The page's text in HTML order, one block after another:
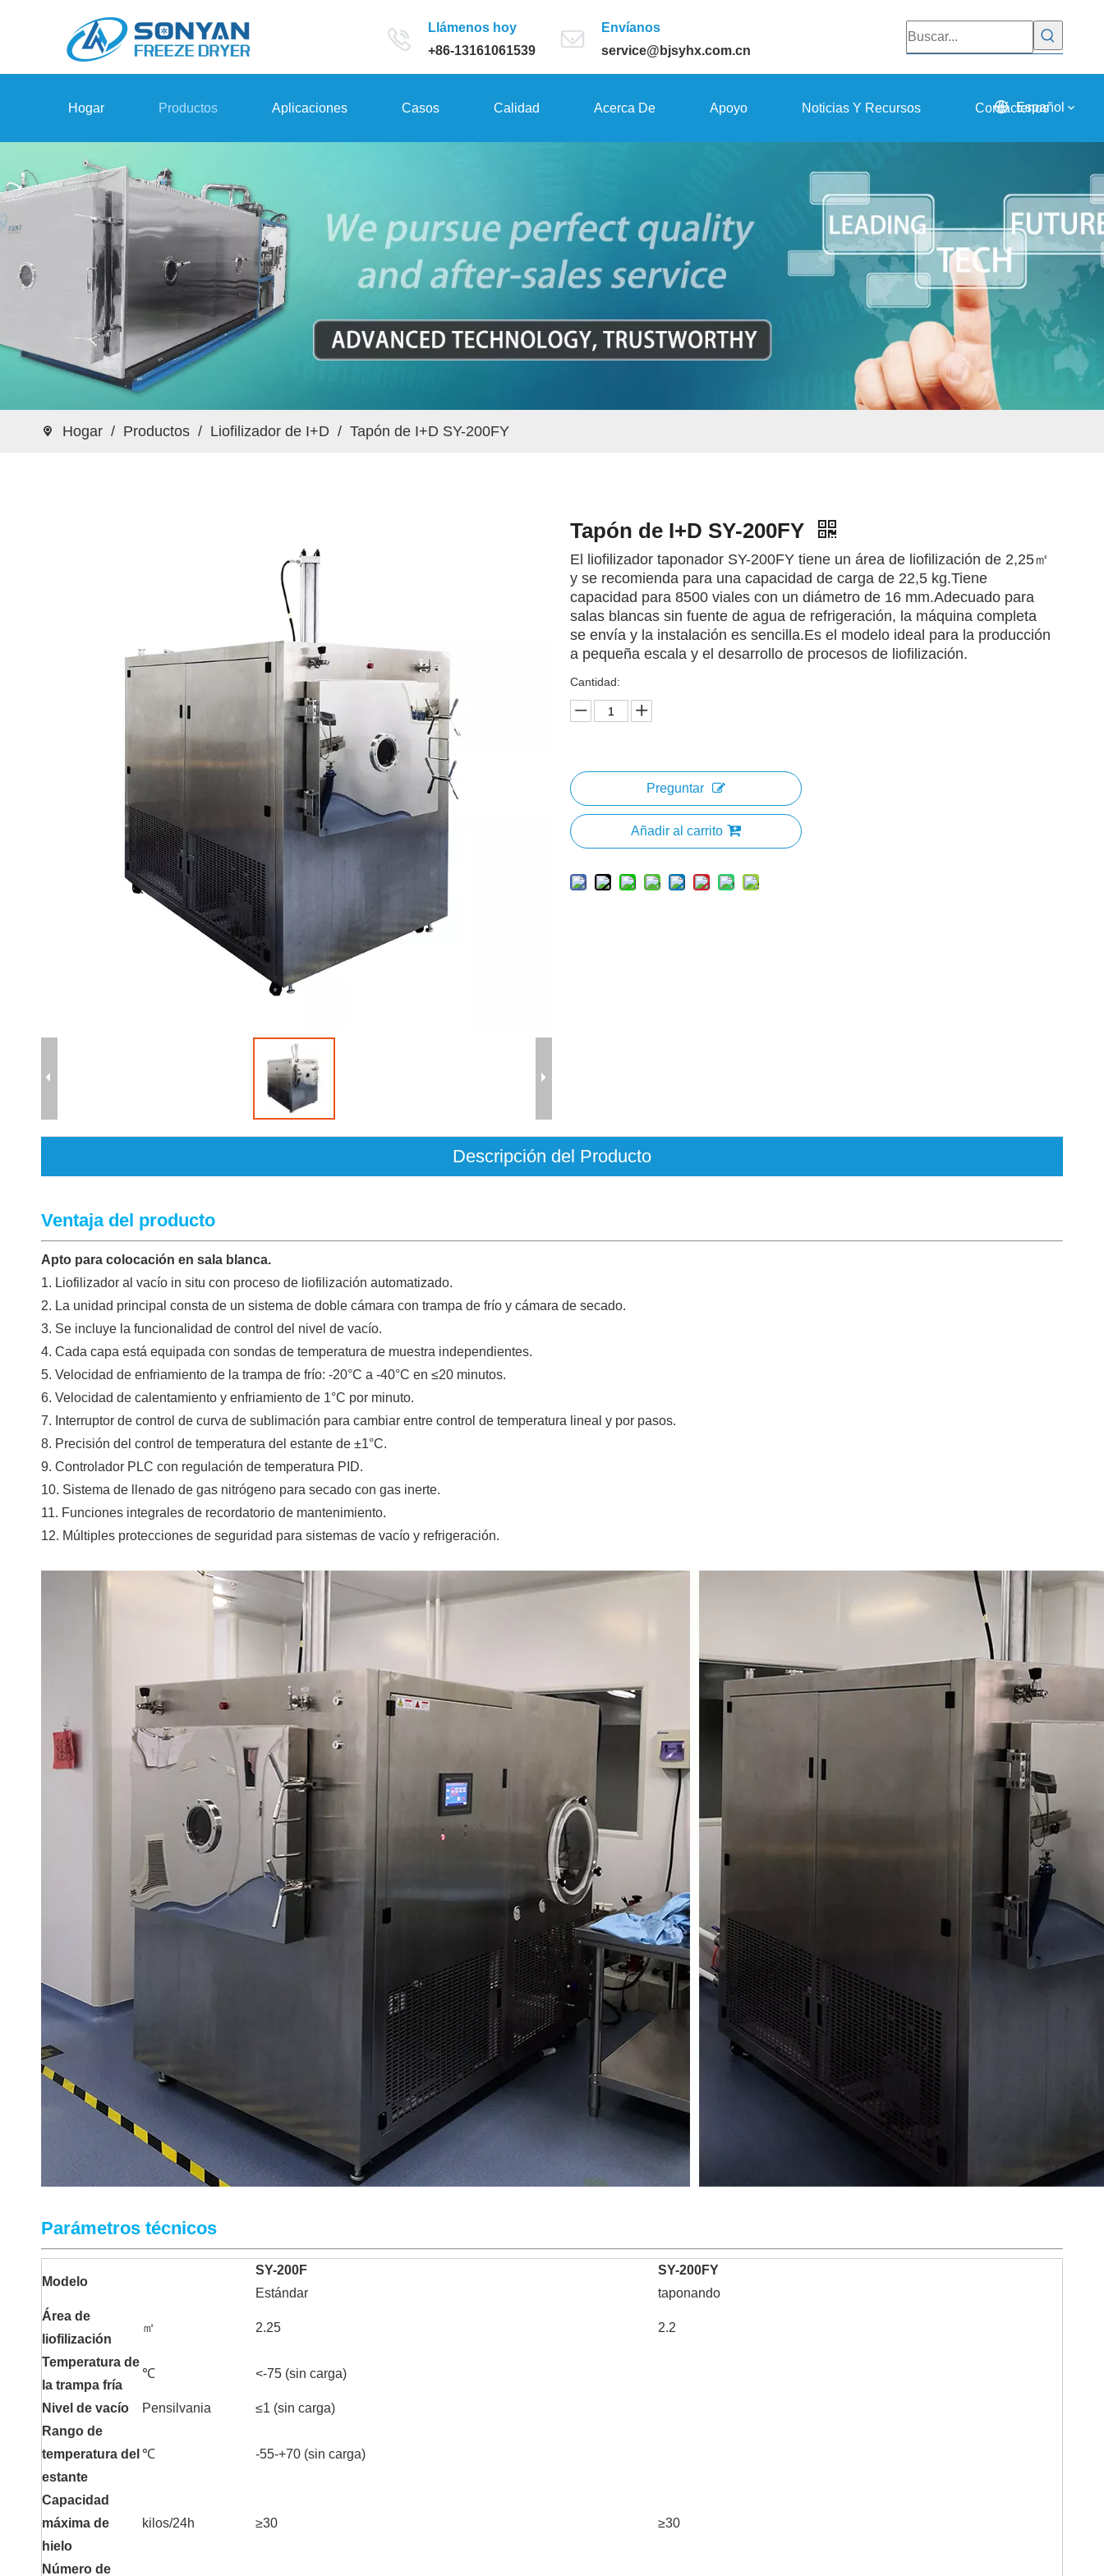
Llámenos hoy
+86-13161061539
Envíanos
service@bjsyhx.com.cn
Hogar Productos Aplicaciones Casos Calidad Acerca De Apoyo Noticias Y Recursos Contáctenos
Español
Hogar / Productos / Liofilizador de I+D / Tapón de I+D SY-200FY
Tapón de I+D SY-200FY
El liofilizador taponador SY-200FY tiene un área de liofilización de 2,25㎡
y se recomienda para una capacidad de carga de 22,5 kg.Tiene
capacidad para 8500 viales con un diámetro de 16 mm.Adecuado para
salas blancas sin fuente de agua de refrigeración, la máquina completa
se envía y la instalación es sencilla.Es el modelo ideal para la producción
a pequeña escala y el desarrollo de procesos de liofilización.
Cantidad:
Preguntar
Añadir al carrito
Descripción del Producto
Ventaja del producto
Apto para colocación en sala blanca.
1. Liofilizador al vacío in situ con proceso de liofilización automatizado.
2. La unidad principal consta de un sistema de doble cámara con trampa de frío y cámara de secado.
3. Se incluye la funcionalidad de control del nivel de vacío.
4. Cada capa está equipada con sondas de temperatura de muestra independientes.
5. Velocidad de enfriamiento de la trampa de frío: -20°C a -40°C en ≤20 minutos.
6. Velocidad de calentamiento y enfriamiento de 1°C por minuto.
7. Interruptor de control de curva de sublimación para cambiar entre control de temperatura lineal y por pasos.
8. Precisión del control de temperatura del estante de ±1°C.
9. Controlador PLC con regulación de temperatura PID.
10. Sistema de llenado de gas nitrógeno para secado con gas inerte.
11. Funciones integrales de recordatorio de mantenimiento.
12. Múltiples protecciones de seguridad para sistemas de vacío y refrigeración.
Parámetros técnicos
Modelo
SY-200F
Estándar
SY-200FY
taponando
Área de
liofilización
㎡ 2.25 2.2
Temperatura de
la trampa fría
℃ <-75 (sin carga)
Nivel de vacío Pensilvania
≤1 (sin carga)
Rango de
temperatura del
estante
℃ -55-+70 (sin carga)
Capacidad
máxima de
hielo
kilos/24h ≥30 ≥30
Número de